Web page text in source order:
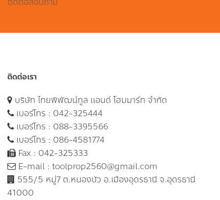
ติดต่อเรา
บริษัท ไทยพิพัฒน์ทูล แอนด์ โฮมมาร์ท จำกัด
เบอร์โทร : 042-325444
เบอร์โทร : 088-3395566
เบอร์โทร : 086-4581774
Fax : 042-325333
E-mail : toolprop2560@gmail.com
555/5 หมู่7 ต.หนองบัว อ.เมืองอุดรธานี จ.อุดรธานี
41000